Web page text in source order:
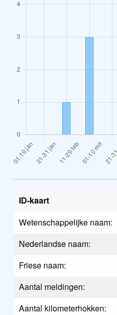
ID-kaart
Wetenschappelijke naam:
Nederlandse naam:
Friese naam:
Aantal meldingen:
Aantal kilometerhokken: